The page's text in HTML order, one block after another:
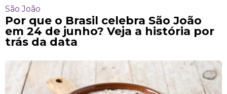
São João
Por que o Brasil celebra São João
em 24 de junho? Veja a história por
trás da data